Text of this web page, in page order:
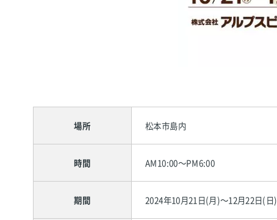
場所 松本市島内
時間 AM10:00～PM6:00
期間 2024年10月21日(月)～12月22日(日)